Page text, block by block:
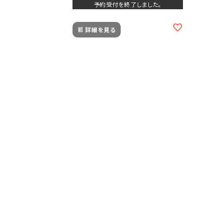
予約受付を終了しました。
詳細を見る